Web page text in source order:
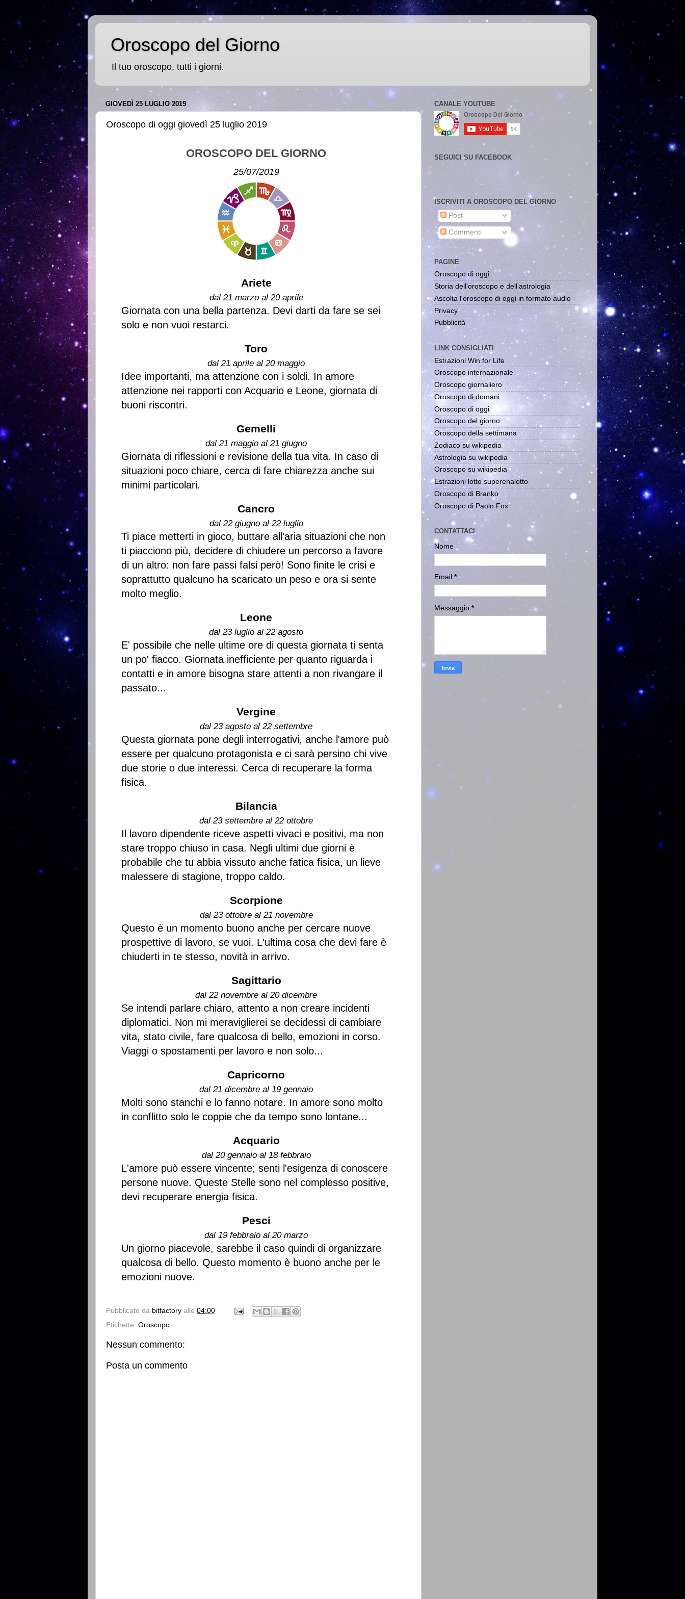
Oroscopo del Giorno
Il tuo oroscopo, tutti i giorni.
GIOVEDÌ 25 LUGLIO 2019
Oroscopo di oggi giovedì 25 luglio 2019
OROSCOPO DEL GIORNO
25/07/2019
Ariete
dal 21 marzo al 20 aprile
Giornata con una bella partenza. Devi darti da fare se sei
solo e non vuoi restarci.
Toro
dal 21 aprile al 20 maggio
Idee importanti, ma attenzione con i soldi. In amore
attenzione nei rapporti con Acquario e Leone, giornata di
buoni riscontri.
Gemelli
dal 21 maggio al 21 giugno
Giornata di riflessioni e revisione della tua vita. In caso di
situazioni poco chiare, cerca di fare chiarezza anche sui
minimi particolari.
Cancro
dal 22 giugno al 22 luglio
Ti piace metterti in gioco, buttare all'aria situazioni che non
ti piacciono più, decidere di chiudere un percorso a favore
di un altro: non fare passi falsi però! Sono finite le crisi e
soprattutto qualcuno ha scaricato un peso e ora si sente
molto meglio.
Leone
dal 23 luglio al 22 agosto
E' possibile che nelle ultime ore di questa giornata ti senta
un po' fiacco. Giornata inefficiente per quanto riguarda i
contatti e in amore bisogna stare attenti a non rivangare il
passato...
Vergine
dal 23 agosto al 22 settembre
Questa giornata pone degli interrogativi, anche l'amore può
essere per qualcuno protagonista e ci sarà persino chi vive
due storie o due interessi. Cerca di recuperare la forma
fisica.
Bilancia
dal 23 settembre al 22 ottobre
Il lavoro dipendente riceve aspetti vivaci e positivi, ma non
stare troppo chiuso in casa. Negli ultimi due giorni è
probabile che tu abbia vissuto anche fatica fisica, un lieve
malessere di stagione, troppo caldo.
Scorpione
dal 23 ottobre al 21 novembre
Questo è un momento buono anche per cercare nuove
prospettive di lavoro, se vuoi. L'ultima cosa che devi fare è
chiuderti in te stesso, novità in arrivo.
Sagittario
dal 22 novembre al 20 dicembre
Se intendi parlare chiaro, attento a non creare incidenti
diplomatici. Non mi meraviglierei se decidessi di cambiare
vita, stato civile, fare qualcosa di bello, emozioni in corso.
Viaggi o spostamenti per lavoro e non solo...
Capricorno
dal 21 dicembre al 19 gennaio
Molti sono stanchi e lo fanno notare. In amore sono molto
in conflitto solo le coppie che da tempo sono lontane...
Acquario
dal 20 gennaio al 18 febbraio
L'amore può essere vincente; senti l'esigenza di conoscere
persone nuove. Queste Stelle sono nel complesso positive,
devi recuperare energia fisica.
Pesci
dal 19 febbraio al 20 marzo
Un giorno piacevole, sarebbe il caso quindi di organizzare
qualcosa di bello. Questo momento è buono anche per le
emozioni nuove.
Pubblicato da bitfactory alle 04:00
Etichette: Oroscopo
Nessun commento:
Posta un commento
CANALE YOUTUBE
SEGUICI SU FACEBOOK
ISCRIVITI A OROSCOPO DEL GIORNO
Post
Commenti
PAGINE
Oroscopo di oggi
Storia dell'oroscopo e dell'astrologia
Ascolta l'oroscopo di oggi in formato audio
Privacy
Pubblicità
LINK CONSIGLIATI
Estrazioni Win for Life
Oroscopo internazionale
Oroscopo giornaliero
Oroscopo di domani
Oroscopo di oggi
Oroscopo del giorno
Oroscopo della settimana
Zodiaco su wikipedia
Astrologia su wikipedia
Oroscopo su wikipedia
Estrazioni lotto superenalotto
Oroscopo di Branko
Oroscopo di Paolo Fox
CONTATTACI
Nome
Email *
Messaggio *